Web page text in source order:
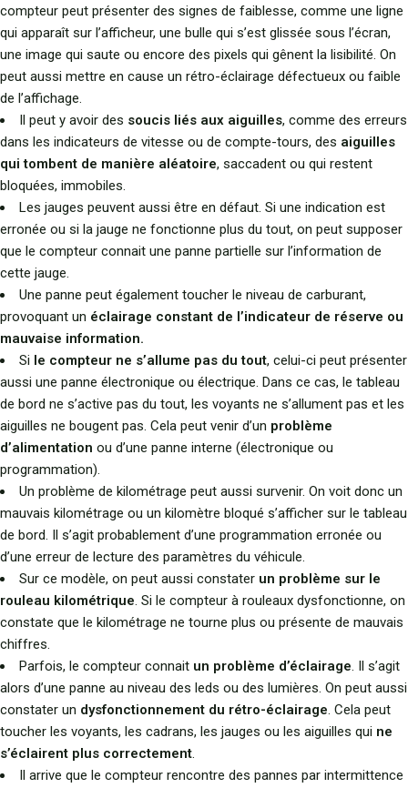
compteur peut présenter des signes de faiblesse, comme une ligne
qui apparaît sur l’afficheur, une bulle qui s’est glissée sous l’écran,
une image qui saute ou encore des pixels qui gênent la lisibilité. On
peut aussi mettre en cause un rétro-éclairage défectueux ou faible
de l’affichage.
Il peut y avoir des soucis liés aux aiguilles, comme des erreurs
dans les indicateurs de vitesse ou de compte-tours, des aiguilles
qui tombent de manière aléatoire, saccadent ou qui restent
bloquées, immobiles.
Les jauges peuvent aussi être en défaut. Si une indication est
erronée ou si la jauge ne fonctionne plus du tout, on peut supposer
que le compteur connait une panne partielle sur l’information de
cette jauge.
Une panne peut également toucher le niveau de carburant,
provoquant un éclairage constant de l’indicateur de réserve ou
mauvaise information.
Si le compteur ne s’allume pas du tout, celui-ci peut présenter
aussi une panne électronique ou électrique. Dans ce cas, le tableau
de bord ne s’active pas du tout, les voyants ne s’allument pas et les
aiguilles ne bougent pas. Cela peut venir d’un problème
d’alimentation ou d’une panne interne (électronique ou
programmation).
Un problème de kilométrage peut aussi survenir. On voit donc un
mauvais kilométrage ou un kilomètre bloqué s’afficher sur le tableau
de bord. Il s’agit probablement d’une programmation erronée ou
d’une erreur de lecture des paramètres du véhicule.
Sur ce modèle, on peut aussi constater un problème sur le
rouleau kilométrique. Si le compteur à rouleaux dysfonctionne, on
constate que le kilométrage ne tourne plus ou présente de mauvais
chiffres.
Parfois, le compteur connait un problème d’éclairage. Il s’agit
alors d’une panne au niveau des leds ou des lumières. On peut aussi
constater un dysfonctionnement du rétro-éclairage. Cela peut
toucher les voyants, les cadrans, les jauges ou les aiguilles qui ne
s’éclairent plus correctement.
Il arrive que le compteur rencontre des pannes par intermittence